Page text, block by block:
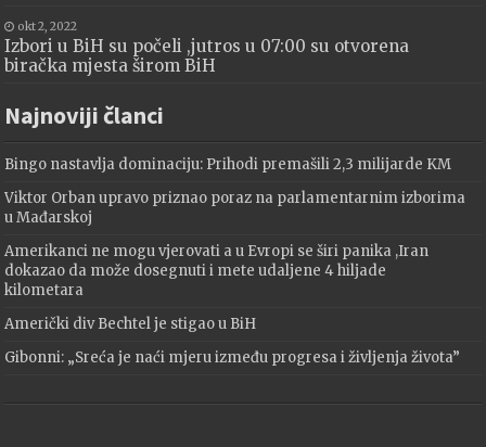
okt 2, 2022
Izbori u BiH su počeli ,jutros u 07:00 su otvorena
biračka mjesta širom BiH
Najnoviji članci
Bingo nastavlja dominaciju: Prihodi premašili 2,3 milijarde KM
Viktor Orban upravo priznao poraz na parlamentarnim izborima
u Mađarskoj
Amerikanci ne mogu vjerovati a u Evropi se širi panika ,Iran
dokazao da može dosegnuti i mete udaljene 4 hiljade
kilometara
Američki div Bechtel je stigao u BiH
Gibonni: „Sreća je naći mjeru između progresa i življenja života”